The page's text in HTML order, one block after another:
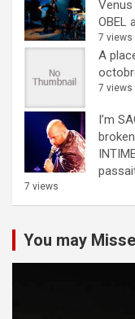
Venus
OBEL
7 views
A
7 views
I’m
7 views
You may